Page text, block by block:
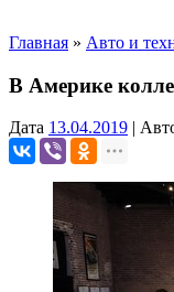
Главная » Авто и
В Америке
Дата 13.04.2019 |